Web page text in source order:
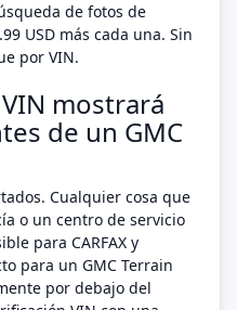
de fotos de
USD más cada una. Sin
por VIN.
mostrará
de un GMC
Cualquier cosa que
o un centro de servicio
para CARFAX y
para un GMC Terrain
por debajo del